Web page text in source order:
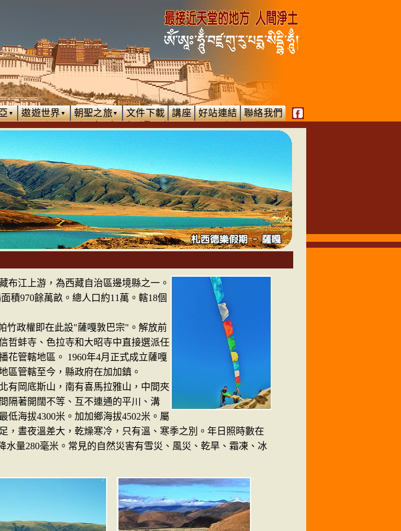
▼ 遨遊世界▼ 朝聖之旅▼ 文件下載 講座 好站連結 聯絡我們
布江上游，為西藏自治區邊境縣之一。
積970餘萬畝。總人口約11萬。轄18個
政權即在此設"薩嘎敦巴宗"。解放前
哲蚌寺、色拉寺和大昭寺中直接選派任
花管轄地區。 1960年4月正式成立薩嘎
區管轄至今，縣政府在加加鎮。
岡底斯山，南有喜馬拉雅山，中間夾
隔著開闊不等、互不連通的平川、溝
低海拔4300米。加加鄉海拔4502米。屬
，晝夜溫差大，乾燥寒冷，只有溫、寒季之別。年日照時數在
水量280毫米。常見的自然災害有雪災、風災、乾旱、霜凍、冰